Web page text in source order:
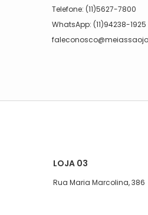
Telefone: (11)5627-7800
WhatsApp: (11)94238-1925
LOJA 03
Rua Maria Marcolina, 386